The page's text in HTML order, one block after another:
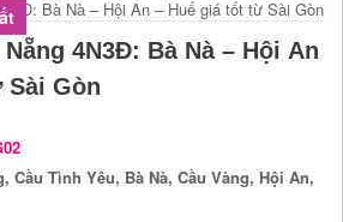
4N3Đ: Bà Nà – Hội An
Sài Gòn
Cầu Tình Yêu, Bà Nà, Cầu Vàng, Hội An,